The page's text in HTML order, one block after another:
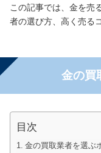
この記事では、金を売
者の選び方、高く売る
金の買
目次
金の買取業者を選ぶ